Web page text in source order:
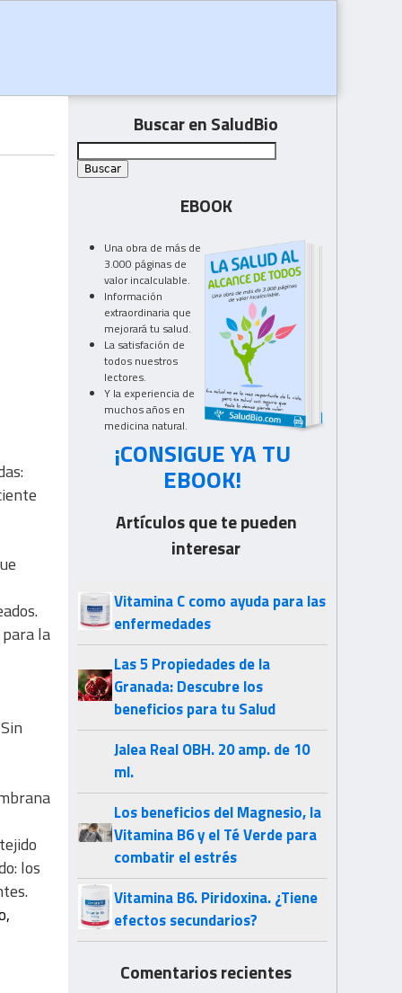
la
los
Buscar en SaludBio
EBOOK
Una obra de más de
3.000 páginas de
valor incalculable.
Información
extraordinaria que
mejorará tu salud.
La satisfación de
todos nuestros
lectores.
Y la experiencia de
muchos años en
medicina natural.
¡CONSIGUE YA TU
EBOOK!
Artículos que te pueden
interesar
Vitamina C como ayuda para las
enfermedades
Las 5 Propiedades de la
Granada: Descubre los
beneficios para tu Salud
Jalea Real OBH. 20 amp. de 10
ml.
Los beneficios del Magnesio, la
Vitamina B6 y el Té Verde para
combatir el estrés
Vitamina B6. Piridoxina. ¿Tiene
efectos secundarios?
Comentarios recientes